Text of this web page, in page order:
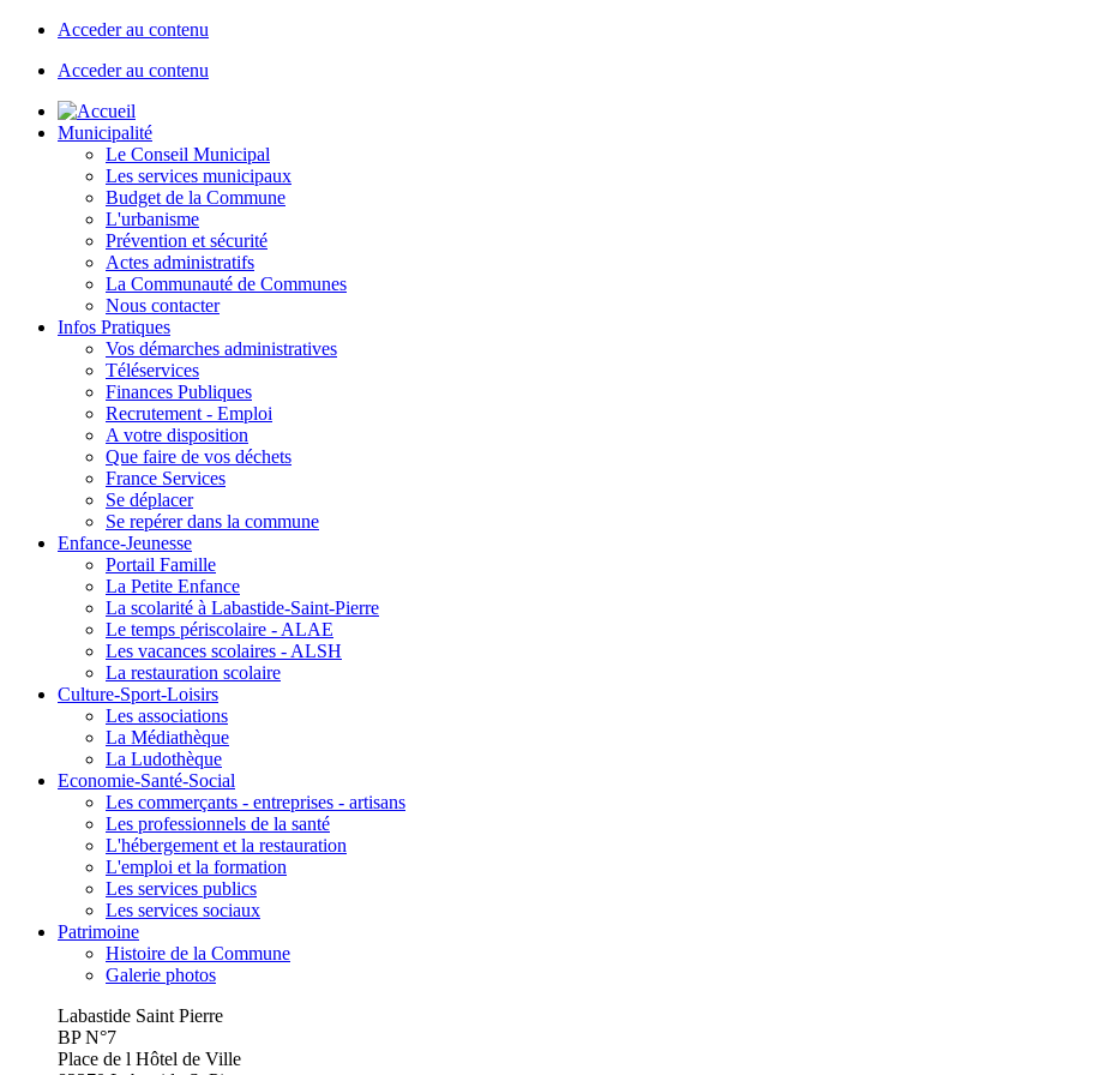
Acceder au contenu
Acceder au contenu
Municipalité
Le Conseil Municipal
Les services municipaux
Budget de la Commune
L'urbanisme
Prévention et sécurité
Actes administratifs
La Communauté de Communes
Nous contacter
Infos Pratiques
Vos démarches administratives
Téléservices
Finances Publiques
Recrutement - Emploi
A votre disposition
Que faire de vos déchets
France Services
Se déplacer
Se repérer dans la commune
Enfance-Jeunesse
Portail Famille
La Petite Enfance
La scolarité à Labastide-Saint-Pierre
Le temps périscolaire - ALAE
Les vacances scolaires - ALSH
La restauration scolaire
Culture-Sport-Loisirs
Les associations
La Médiathèque
La Ludothèque
Economie-Santé-Social
Les commerçants - entreprises - artisans
Les professionnels de la santé
L'hébergement et la restauration
L'emploi et la formation
Les services publics
Les services sociaux
Patrimoine
Histoire de la Commune
Galerie photos
Labastide Saint Pierre
BP N°7
Place de l Hôtel de Ville